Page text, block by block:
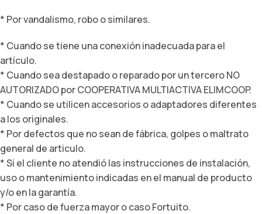
* Por vandalismo, robo o similares.
* Cuando se tiene una conexión inadecuada para el
artículo.
* Cuando sea destapado o reparado por un tercero NO
AUTORIZADO por COOPERATIVA MULTIACTIVA ELIMCOOP.
* Cuando se utilicen accesorios o adaptadores diferentes
a los originales.
* Por defectos que no sean de fábrica, golpes o maltrato
general de articulo.
* Si el cliente no atendió las instrucciones de instalación,
uso o mantenimiento indicadas en el manual de producto
y/o en la garantía.
* Por caso de fuerza mayor o caso Fortuito.